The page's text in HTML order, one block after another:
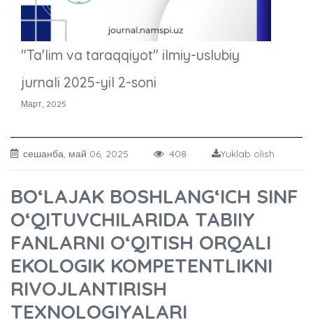
"Ta'lim va taraqqiyot" ilmiy-uslubiy
jurnali 2025-yil 2-soni
Март, 2025
сешанба, май 06, 2025 408 Yuklab olish
BO‘LAJAK BOSHLANG‘ICH SINF
O‘QITUVCHILARIDA TABIIY
FANLARNI O‘QITISH ORQALI
EKOLOGIK KOMPETENTLIKNI
RIVOJLANTIRISH
TEXNOLOGIYALARI